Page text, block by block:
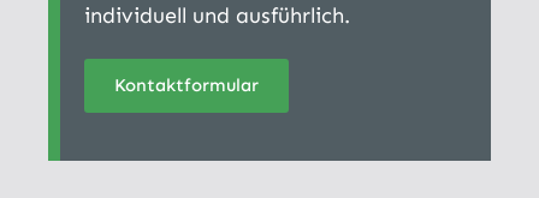
individuell und ausführlich.
Kontaktformular